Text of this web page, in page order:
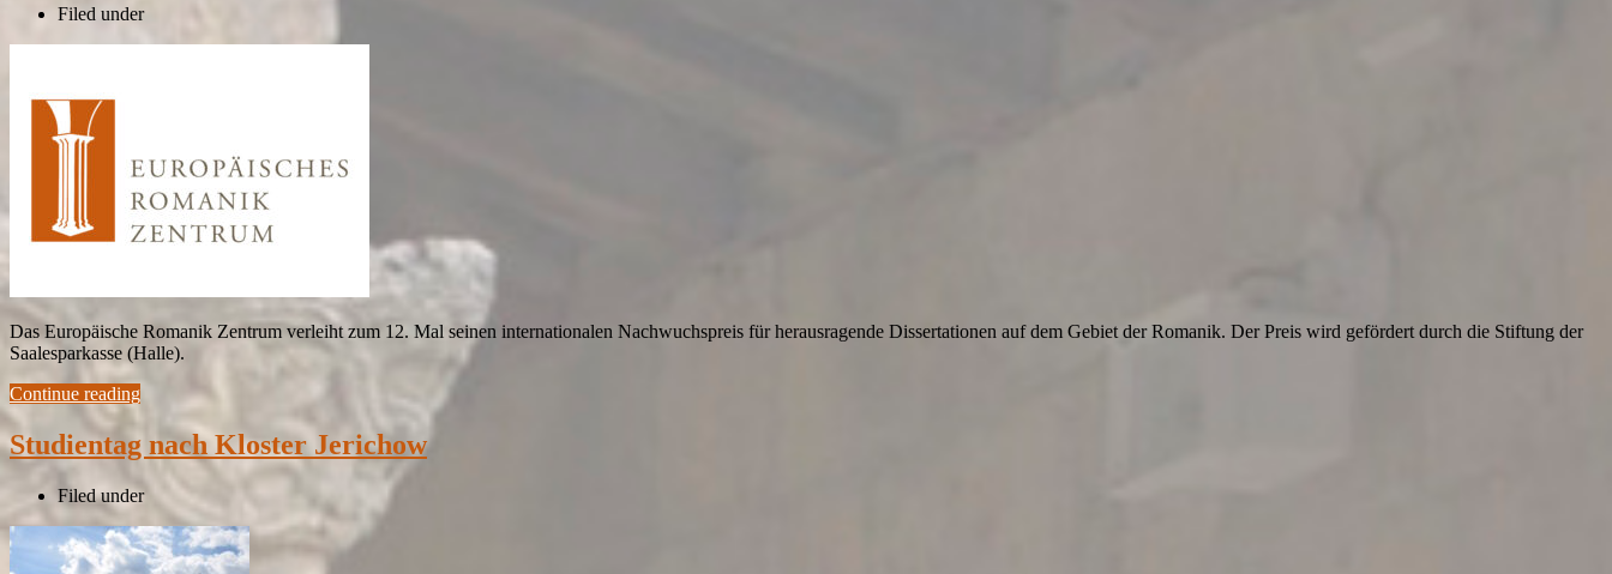
Filed under
Das Europäische Romanik Zentrum verleiht zum 12. Mal seinen internationalen Nachwuchspreis für herausragende Dissertationen auf dem Gebiet der Romanik. Der Preis wird gefördert durch die Stiftung der
Saalesparkasse (Halle).
Continue reading
Studientag nach Kloster Jerichow
Filed under